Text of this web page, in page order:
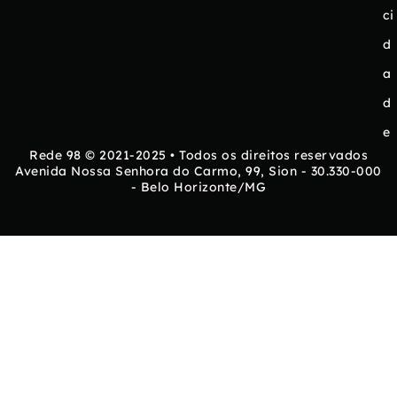
ci
d
a
d
e
Rede 98 © 2021-2025 • Todos os direitos reservados
Avenida Nossa Senhora do Carmo, 99, Sion - 30.330-000
- Belo Horizonte/MG